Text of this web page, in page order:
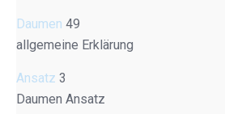
Daumen 49
allgemeine Erklärung
Ansatz 3
Daumen Ansatz